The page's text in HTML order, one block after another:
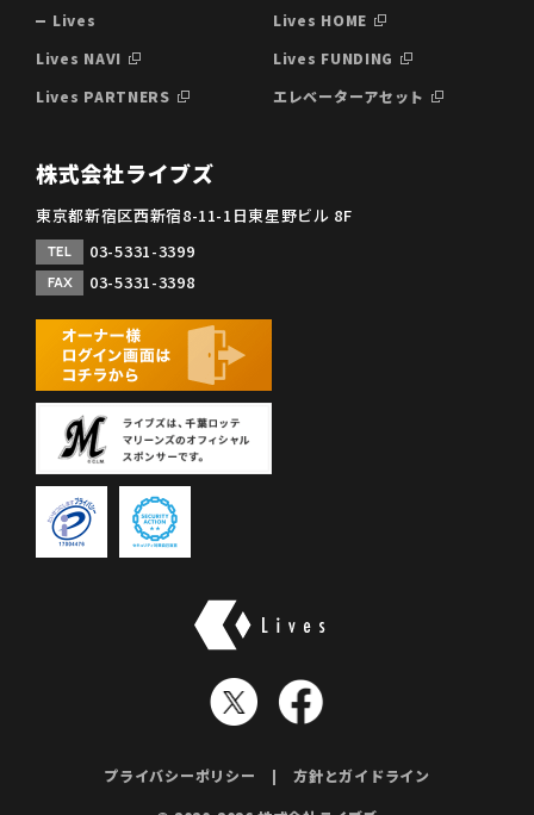
Lives
Lives HOME
Lives NAVI
Lives FUNDING
Lives PARTNERS
エレベーターアセット
株式会社ライブズ
東京都新宿区西新宿8-11-1日東星野ビル 8F
TEL 03-5331-3399
FAX 03-5331-3398
プライバシーポリシー 方針とガイドライン